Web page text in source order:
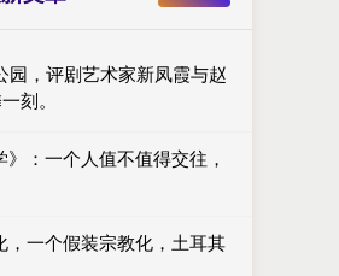
园，评剧艺术家新凤霞与赵
刻。
：一个人值不值得交往，
一个假装宗教化，土耳其